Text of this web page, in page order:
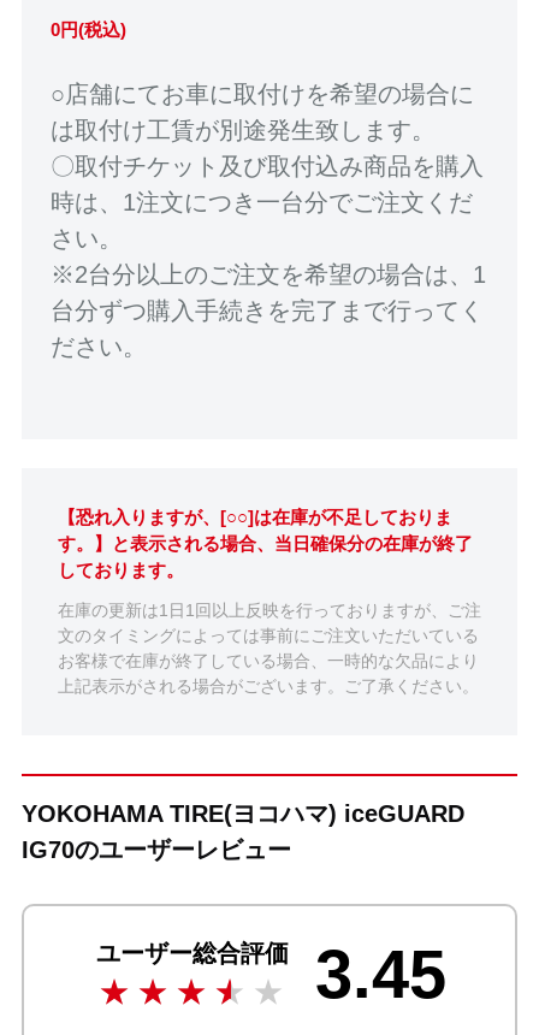
0円(税込)
○店舗にてお車に取付けを希望の場合に
は取付け工賃が別途発生致します。
〇取付チケット及び取付込み商品を購入
時は、1注文につき一台分でご注文くだ
さい。
※2台分以上のご注文を希望の場合は、1
台分ずつ購入手続きを完了まで行ってく
ださい。
【恐れ入りますが、[○○]は在庫が不足しておりま
す。】と表示される場合、当日確保分の在庫が終了
しております。
在庫の更新は1日1回以上反映を行っておりますが、ご注
文のタイミングによっては事前にご注文いただいている
お客様で在庫が終了している場合、一時的な欠品により
上記表示がされる場合がございます。ご了承ください。
YOKOHAMA TIRE(ヨコハマ) iceGUARD
IG70のユーザーレビュー
ユーザー総合評価 3.45